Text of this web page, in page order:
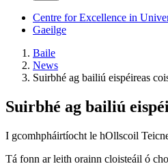
Centre for Excellence in
Gaeilge
Baile
News
Suirbhé ag bailiú eispéireas
Suirbhé ag bailiú
I gcomhpháirtíocht le hOllscoil
Tá fonn ar leith orainn cloisteáil ó